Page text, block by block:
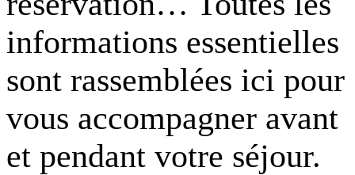
informations essentielles
sont rassemblées ici pour
vous accompagner avant
et pendant votre séjour.